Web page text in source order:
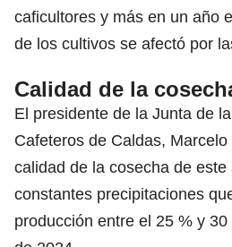
caficultores y más en un año
de los cultivos se afectó por
Calidad de la
El presidente de la Junta de
Cafeteros de Caldas,
calidad de la cosecha de
constantes precipitaciones
producción entre el 25 % y